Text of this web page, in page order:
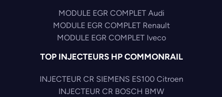
MODULE EGR COMPLET Audi
MODULE EGR COMPLET Renault
MODULE EGR COMPLET Iveco
TOP INJECTEURS HP COMMONRAIL
INJECTEUR CR SIEMENS ES100 Citroen
INJECTEUR CR BOSCH BMW